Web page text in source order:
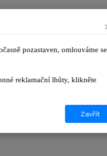
pozastaven, omlouváme se
reklamační lhůty, kl
Zavřít